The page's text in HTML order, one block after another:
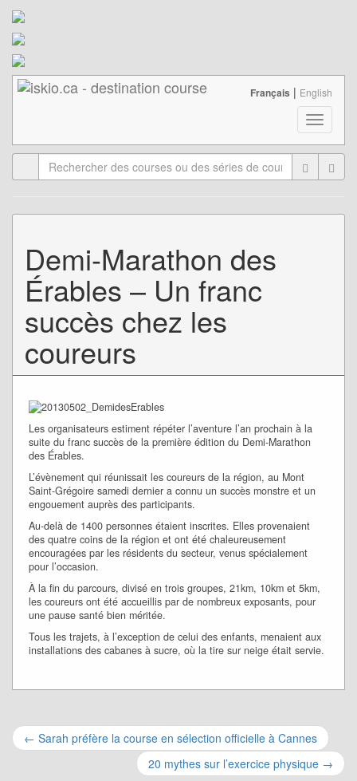
Toggle
Français | English
Demi-Marathon des
Érables – Un franc
succès chez les
coureurs
Les organisateurs estiment répéter l’aventure l’an prochain à la
suite du franc succès de la première édition du Demi-Marathon
des Érables.
L’évènement qui réunissait les coureurs de la région, au Mont
Saint-Grégoire samedi dernier a connu un succès monstre et un
engouement auprès des participants.
Au-delà de 1400 personnes étaient inscrites. Elles provenaient
des quatre coins de la région et ont été chaleureusement
encouragées par les résidents du secteur, venus spécialement
pour l’occasion.
À la fin du parcours, divisé en trois groupes, 21km, 10km et 5km,
les coureurs ont été accueillis par de nombreux exposants, pour
une pause santé bien méritée.
Tous les trajets, à l’exception de celui des enfants, menaient aux
installations des cabanes à sucre, où la tire sur neige était servie.
Navigation
← Sarah préfère la course en sélection officielle à Cannes
20 mythes sur l’exercice physique →